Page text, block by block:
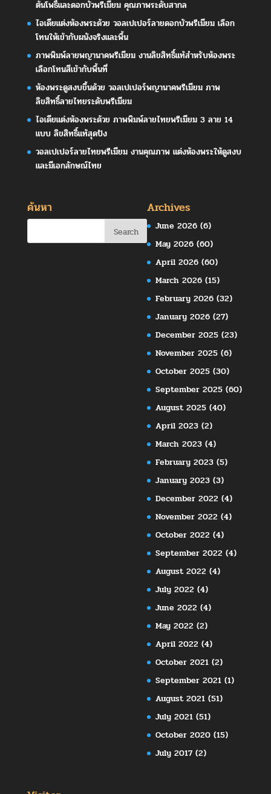
ต้นโพธิ์และดอกบัวพรีเมียม คุณภาพระดับสากล
ไอเดียแต่งห้องพระด้วย วอลเปเปอร์ลายดอกบัวพรีเมียม เลือก
โทนให้เข้ากับผนังจริงและพื้น
ภาพพิมพ์ลายพญานาคพรีเมียม งานลิขสิทธิ์แท้สำหรับห้องพระ
เลือกโทนสีเข้ากับพื้นที่
ห้องพระดูสงบขึ้นด้วย วอลเปเปอร์พญานาคพรีเมียม ภาพ
ลิขสิทธิ์ลายไทยระดับพรีเมียม
ไอเดียแต่งห้องพระด้วย ภาพพิมพ์ลายไทยพรีเมียม 3 ลาย 14
แบบ ลิขสิทธิ์แท้สุดปัง
วอลเปเปอร์ลายไทยพรีเมียม งานคุณภาพ แต่งห้องพระให้ดูสงบ
และมีเอกลักษณ์ไทย
ค้นหา Archives
June 2026 (6)
May 2026 (60)
April 2026 (60)
March 2026 (15)
February 2026 (32)
January 2026 (27)
December 2025 (23)
November 2025 (6)
October 2025 (30)
September 2025 (60)
August 2025 (40)
April 2023 (2)
March 2023 (4)
February 2023 (5)
January 2023 (3)
December 2022 (4)
November 2022 (4)
October 2022 (4)
September 2022 (4)
August 2022 (4)
July 2022 (4)
June 2022 (4)
May 2022 (2)
April 2022 (4)
October 2021 (2)
September 2021 (1)
August 2021 (51)
July 2021 (51)
October 2020 (15)
July 2017 (2)